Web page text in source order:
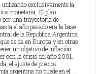
exclusivamente la
monetaria. El plan
por una trayectoria de
el año pasado era la base
de la Republica Argentina
se da en Europa y en otras
un objetivo de inflación
con la crisis del año 2001.
el ajuste de precios
argentina no puede en el